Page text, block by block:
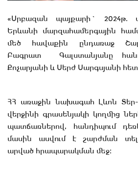
«Սրբազան պայքարի` 2024թ.
Երևանի մարզահամերգային
մեծ հավաքին ընդառաջ
Բագրատ Գալստանյանը
Քոչարյանի և Սերժ Սարգսյանի
ՀՀ առաջին նախագահ Լևոն
վերջինի գրասենյակի կողմից
պատճառներով, հանդիպում
մասին ասվում է շարժման
արված հրապարակման մեջ։